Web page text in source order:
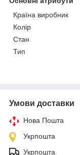
Країна виробник
Колір
Стан
Тип
Умови доставки
Нова Пошта
Укрпошта
Укрпошта